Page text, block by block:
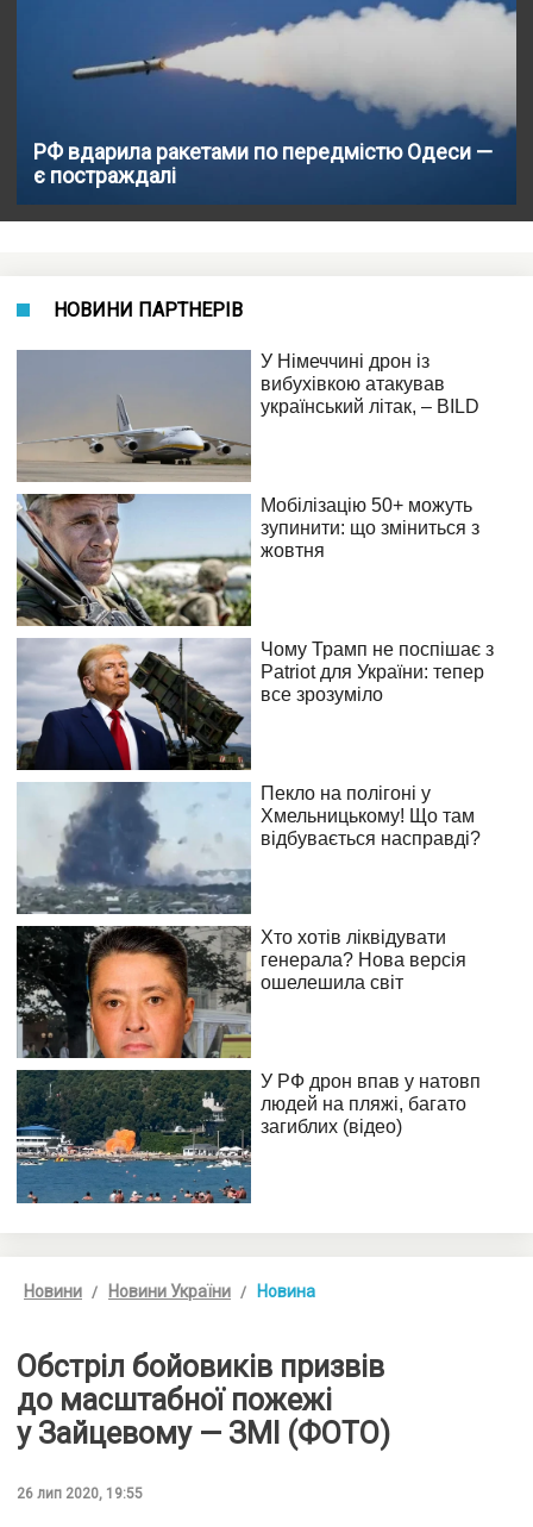
РФ вдарила ракетами по передмістю Одеси —
є постраждалі
НОВИНИ ПАРТНЕРІВ
Новини Новини України Новина
Обстріл бойовиків призвів
до масштабної пожежі
у Зайцевому — ЗМІ (ФОТО)
26 лип 2020, 19:55